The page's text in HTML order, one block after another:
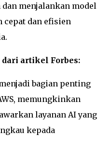
menjalankan model
cepat dan efisien
artikel Forbes:
bagian penting
memungkinkan
layanan AI yang
kepada